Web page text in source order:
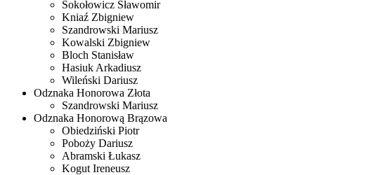
Sokołowicz Sławomir
Kniaź Zbigniew
Szandrowski Mariusz
Kowalski Zbigniew
Bloch Stanisław
Hasiuk Arkadiusz
Wileński Dariusz
Odznaka Honorowa Złota
Szandrowski Mariusz
Odznaka Honorową Brązowa
Obiedziński Piotr
Poboży Dariusz
Abramski Łukasz
Kogut Ireneusz